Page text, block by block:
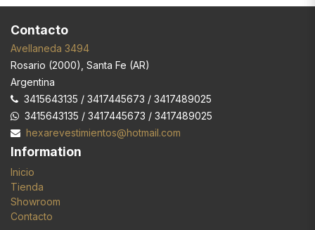
Contacto
Avellaneda 3494
Rosario (2000), Santa Fe (AR)
Argentina
3415643135 / 3417445673 / 3417489025
3415643135 / 3417445673 / 3417489025
hexarevestimientos@hotmail.com
Information
Inicio
Tienda
Showroom
Contacto